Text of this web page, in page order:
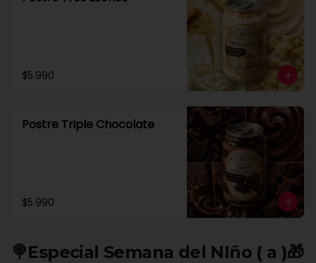
$5.990
Postre Triple Chocolate
$5.990
🍭Especial Semana del NIño ( a )🎁​